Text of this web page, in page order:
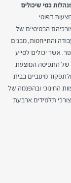
כמי שיכולים
דפוסי
הבסיסיים של
והתייחסות, מבנים
אשר יכולים לסייע
של התפיסה המוצעת
מיטביים בבית
החינוכי ובהפנמה של
תלמידים.ארבעת